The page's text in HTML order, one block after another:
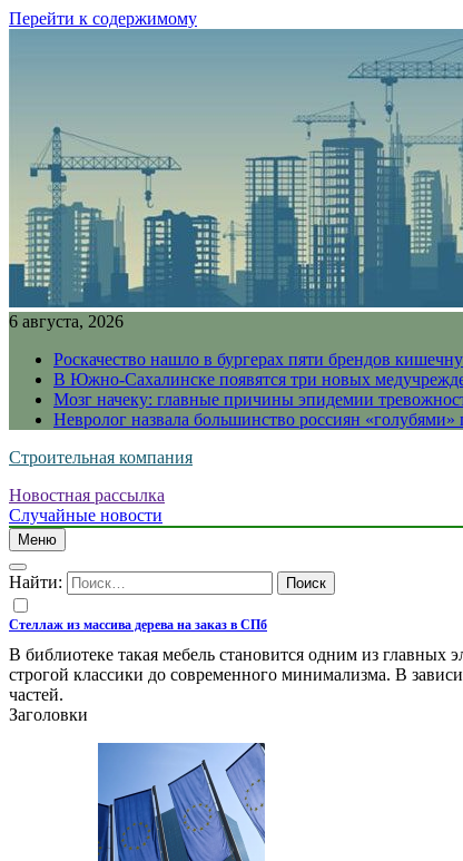
Перейти к содержимому
6 августа, 2026
Роскачество нашло в бургерах пяти брендов
В Южно-Сахалинске появятся три новых
Мозг начеку: главные причины эпидемии
Невролог назвала большинство россиян «голубями»
Строительная компания
Новостная рассылка
Случайные новости
Меню
Найти:
Стеллаж из массива дерева на заказ в СПб
В библиотеке такая мебель становится одним из главных
строгой классики до современного минимализма. В
частей.
Заголовки